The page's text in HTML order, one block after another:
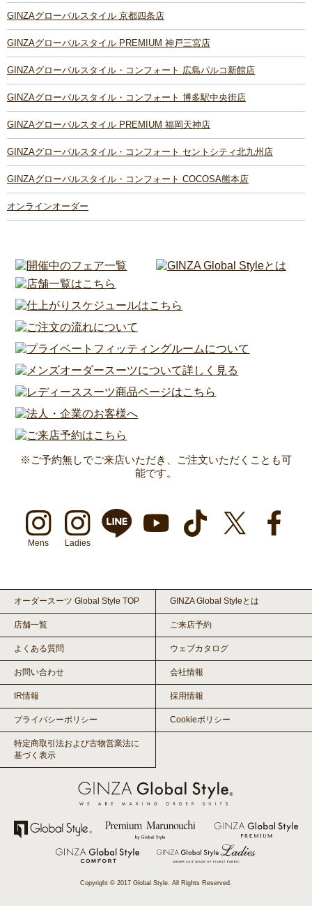
GINZAグローバルスタイル 京都四条店
GINZAグローバルスタイル PREMIUM 神戸三宮店
GINZAグローバルスタイル・コンフォート 広島パルコ新館店
GINZAグローバルスタイル・コンフォート 博多駅中央街店
GINZAグローバルスタイル PREMIUM 福岡天神店
GINZAグローバルスタイル・コンフォート セントシティ北九州店
GINZAグローバルスタイル・コンフォート COCOSA熊本店
オンラインオーダー
※ご予約無しでご来店いただき、ご注文いただくことも可
能です。
Mens Ladies
オーダースーツ Global Style TOP GINZA Global Styleとは
店舗一覧 ご来店予約
よくある質問 ウェブカタログ
お問い合わせ 会社情報
IR情報 採用情報
プライバシーポリシー Cookieポリシー
特定商取引法および古物営業法に
基づく表示
Copyright © 2017 Global Style. All Rights Reserved.